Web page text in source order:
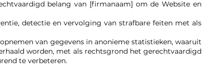
belang van [firmanaam] om de Website en
detectie en vervolging van strafbare feiten met als
van gegevens in anonieme statistieken, waaruit
worden, met als rechtsgrond het gerechtvaardigd
te verbeteren.